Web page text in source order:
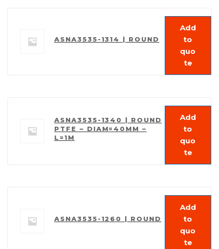
ASNA3535-1314 | ROUND
Add
to
quo
te
ASNA3535-1340 | ROUND
PTFE – DIAM=40MM –
L=1M
Add
to
quo
te
ASNA3535-1260 | ROUND
Add
to
quo
te